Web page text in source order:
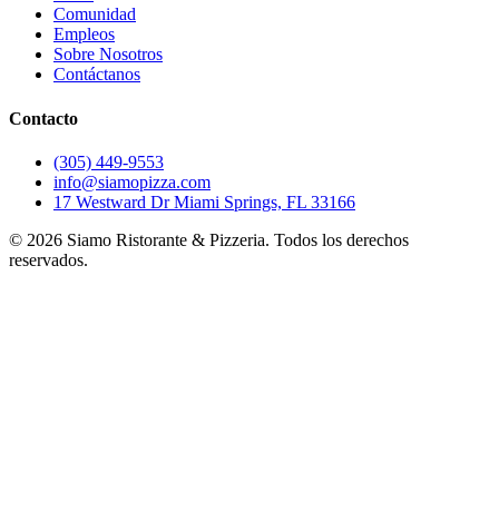
Comunidad
Empleos
Sobre Nosotros
Contáctanos
Contacto
(305) 449-9553
info@siamopizza.com
17 Westward Dr Miami Springs, FL 33166
© 2026 Siamo Ristorante & Pizzeria. Todos los derechos
reservados.